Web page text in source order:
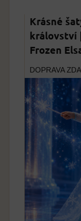
Krásné
království
Frozen
DOPRAVA